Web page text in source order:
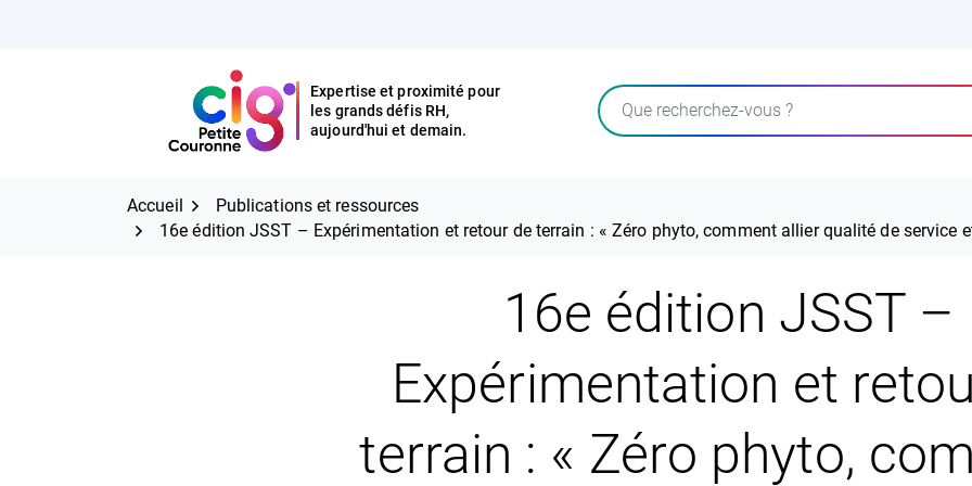
CIG Petite Couronne
Expertise et proximité pour
les grands défis RH,
aujourd'hui et demain.
Rechercher
CIG Petite Couronne
Expertise et proximité pour
les grands défis RH,
aujourd'hui et demain.
Accueil
Publications et ressources
16e édition JSST – Expérimentation et retour de terrain : « Zéro phyto, comment allier qualité de service
16e édition JSST –
Expérimentation et
terrain : « Zéro phyto,